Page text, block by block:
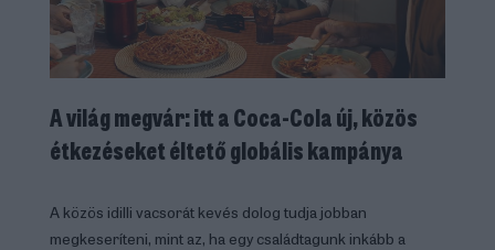
A világ megvár: itt a Coca-Cola új, közös
étkezéseket éltető globális kampánya
A közös idilli vacsorát kevés dolog tudja jobban
megkeseríteni, mint az, ha egy családtagunk inkább a